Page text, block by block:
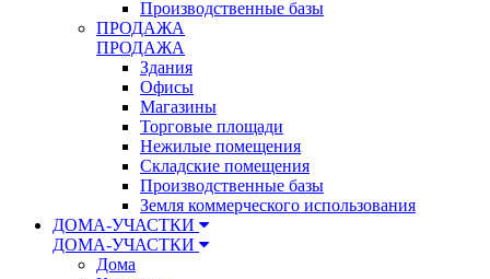
Производственные базы
ПРОДАЖА
ПРОДАЖА
Здания
Офисы
Магазины
Торговые площади
Нежилые помещения
Складские помещения
Производственные базы
Земля коммерческого использования
ДОМА-УЧАСТКИ
ДОМА-УЧАСТКИ
Дома